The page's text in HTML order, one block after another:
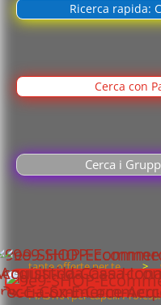
Ricerca rapida:
Cerca con
Cerca i
tante offerte per te ... >
PIASTRA per capelli